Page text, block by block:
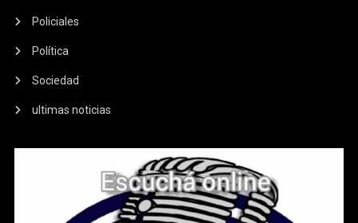
Policiales
Política
Sociedad
ultimas noticias